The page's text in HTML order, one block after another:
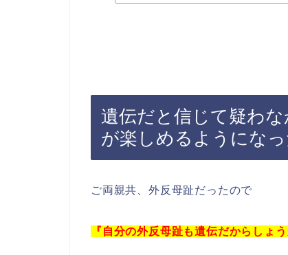
遺伝だと信じて疑わ
が楽しめるようにな
ご両親共、外反母趾だったので
『自分の外反母趾も遺伝だからしょ